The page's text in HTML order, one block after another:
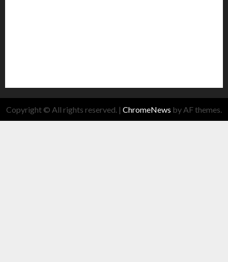
Copyright © All rights reserved. | ChromeNews by AF themes.